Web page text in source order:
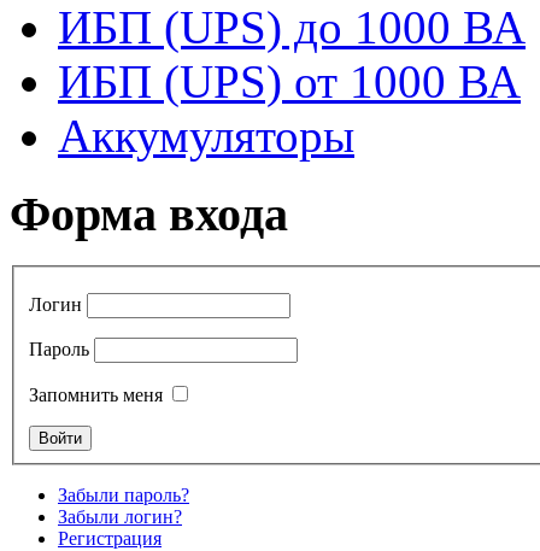
ИБП (UPS) до 1000 ВА
ИБП (UPS) от 1000 ВА
Аккумуляторы
Форма входа
Логин
Пароль
Запомнить меня
Забыли пароль?
Забыли логин?
Регистрация